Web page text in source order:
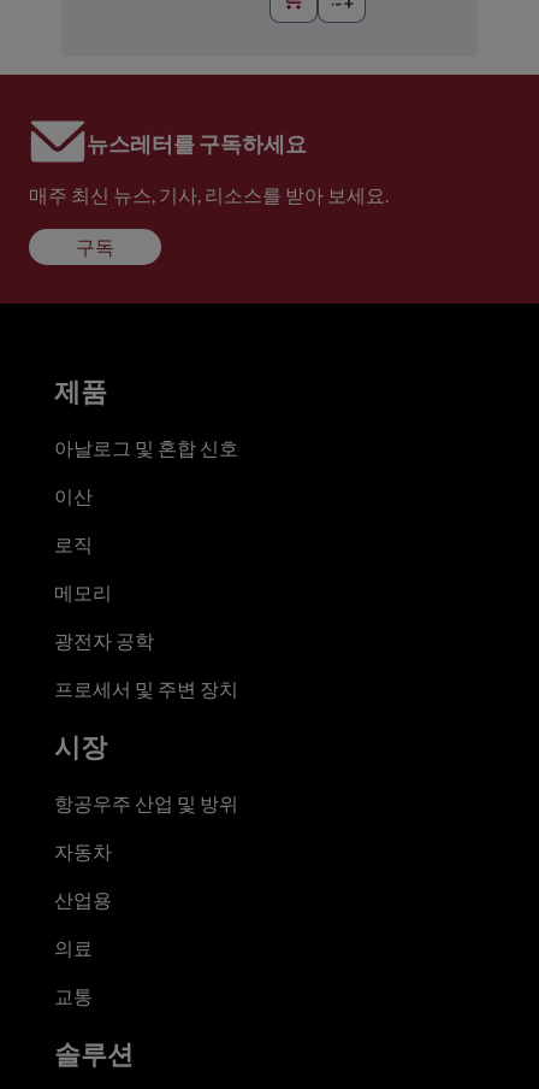
뉴스레터를 구독하세요
매주 최신 뉴스, 기사, 리소스를 받아 보세요.
구독
제품
아날로그 및 혼합 신호
이산
로직
메모리
광전자 공학
프로세서 및 주변 장치
시장
항공우주 산업 및 방위
자동차
산업용
의료
교통
솔루션